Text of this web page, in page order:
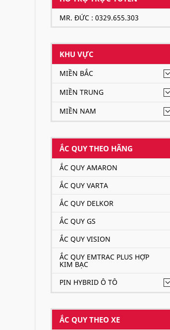
MR. ĐỨC : 0329.655.303
KHU VỰC
MIỀN BẮC
MIỀN TRUNG
MIỀN NAM
ẮC QUY THEO HÃNG
ẮC QUY AMARON
ẮC QUY VARTA
ẮC QUY DELKOR
ẮC QUY GS
ẮC QUY VISION
ẮC QUY EMTRAC PLUS HỢP
KIM BẠC
PIN HYBRID Ô TÔ
ẮC QUY THEO XE